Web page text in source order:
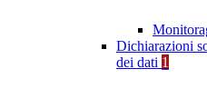
Dichiarazioni
dei dati 1